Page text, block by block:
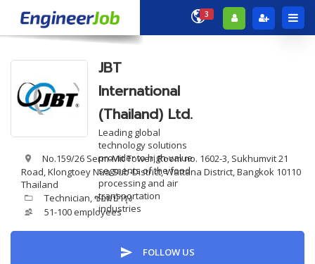
3
JBT
International
(Thailand) Ltd.
Leading global
technology solutions
provider to high-value
segments of the food
processing and air
transportation
industries
No.159/26 Serm-Mit Tower, Room no. 1602-3, Sukhumvit 21
Road, Klongtoey Nua Sub-District, Wattana District, Bangkok 10110
Thailand
Technician,ซ่อมบำรุง
51-100 employees
FOLLOW US